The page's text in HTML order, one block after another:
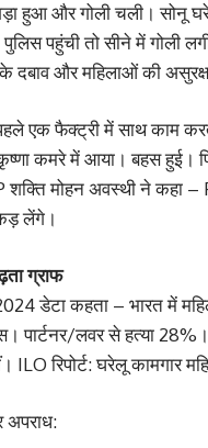
हुआ और गोली चली। सोनू
पहुंची तो सीने में गोली
के दबाव और महिलाओं की
एक फैक्ट्री में साथ काम
कमरे में आया। बहस हुई।
शक्ति मोहन अवस्थी ने कहा
लेंगे।
ग्राफ
डेटा कहता – भारत में
पार्टनर/लवर से हत्या
रिपोर्ट: घरेलू कामगार
अपराध: